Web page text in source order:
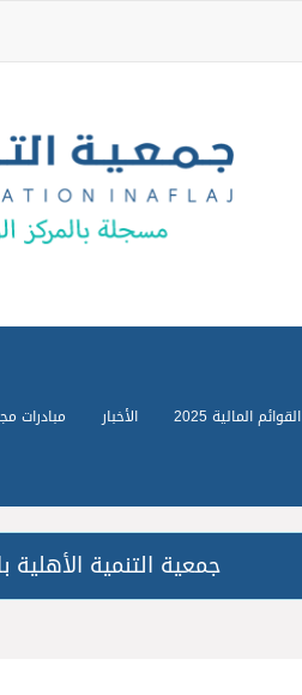
القوائم المالية 2025 الأخبار مبادرات
جمعية التنمية الأهلية